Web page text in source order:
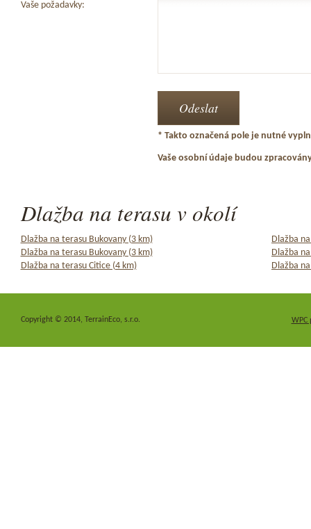
Vaše požadavky:
* Takto označená pole je nutné
Vaše osobní údaje budou
Dlažba na terasu v okolí
Dlažba na terasu Bukovany (3 km)
Dlažba
Dlažba na terasu Bukovany (3 km)
Dlažba
Dlažba na terasu Citice (4 km)
Dlažba
WPC
Copyright © 2014, TerrainEco, s.r.o.